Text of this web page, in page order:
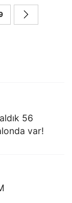
56
var!